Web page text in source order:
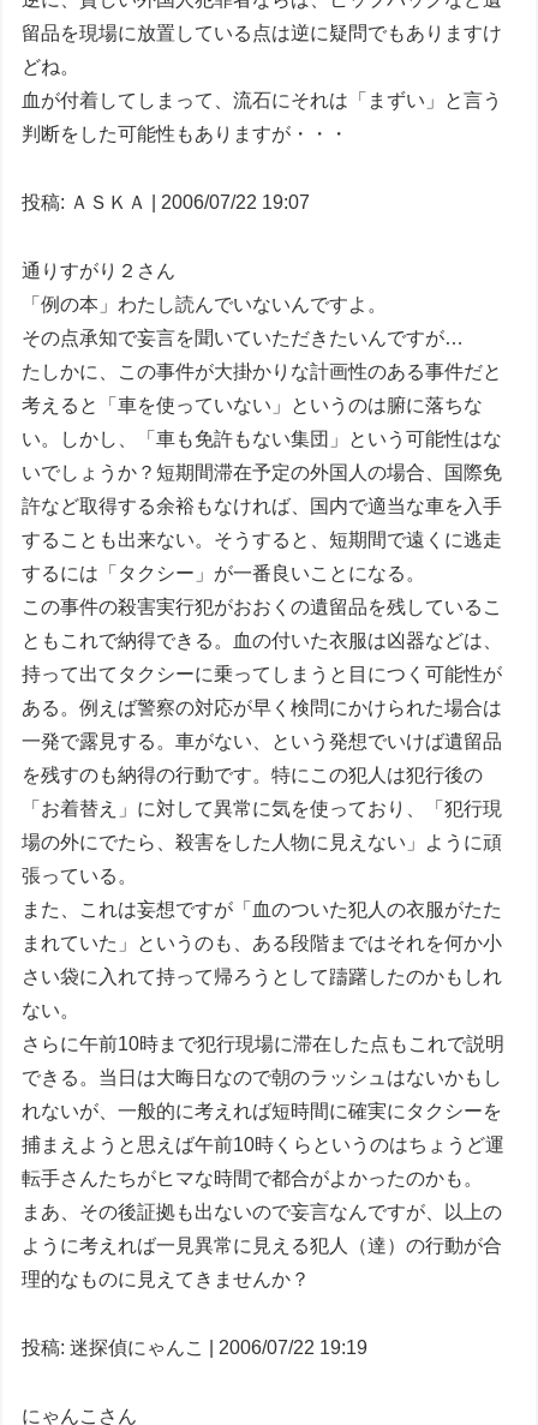
留品を現場に放置している点は逆に疑問でもありますけ
どね。
血が付着してしまって、流石にそれは「まずい」と言う
判断をした可能性もありますが・・・
投稿: ＡＳＫＡ | 2006/07/22 19:07
通りすがり２さん
「例の本」わたし読んでいないんですよ。
その点承知で妄言を聞いていただきたいんですが…
たしかに、この事件が大掛かりな計画性のある事件だと
考えると「車を使っていない」というのは腑に落ちな
い。しかし、「車も免許もない集団」という可能性はな
いでしょうか？短期間滞在予定の外国人の場合、国際免
許など取得する余裕もなければ、国内で適当な車を入手
することも出来ない。そうすると、短期間で遠くに逃走
するには「タクシー」が一番良いことになる。
この事件の殺害実行犯がおおくの遺留品を残しているこ
ともこれで納得できる。血の付いた衣服は凶器などは、
持って出てタクシーに乗ってしまうと目につく可能性が
ある。例えば警察の対応が早く検問にかけられた場合は
一発で露見する。車がない、という発想でいけば遺留品
を残すのも納得の行動です。特にこの犯人は犯行後の
「お着替え」に対して異常に気を使っており、「犯行現
場の外にでたら、殺害をした人物に見えない」ように頑
張っている。
また、これは妄想ですが「血のついた犯人の衣服がたた
まれていた」というのも、ある段階まではそれを何か小
さい袋に入れて持って帰ろうとして躊躇したのかもしれ
ない。
さらに午前10時まで犯行現場に滞在した点もこれで説明
できる。当日は大晦日なので朝のラッシュはないかもし
れないが、一般的に考えれば短時間に確実にタクシーを
捕まえようと思えば午前10時くらというのはちょうど運
転手さんたちがヒマな時間で都合がよかったのかも。
まあ、その後証拠も出ないので妄言なんですが、以上の
ように考えれば一見異常に見える犯人（達）の行動が合
理的なものに見えてきませんか？
投稿: 迷探偵にゃんこ | 2006/07/22 19:19
にゃんこさん